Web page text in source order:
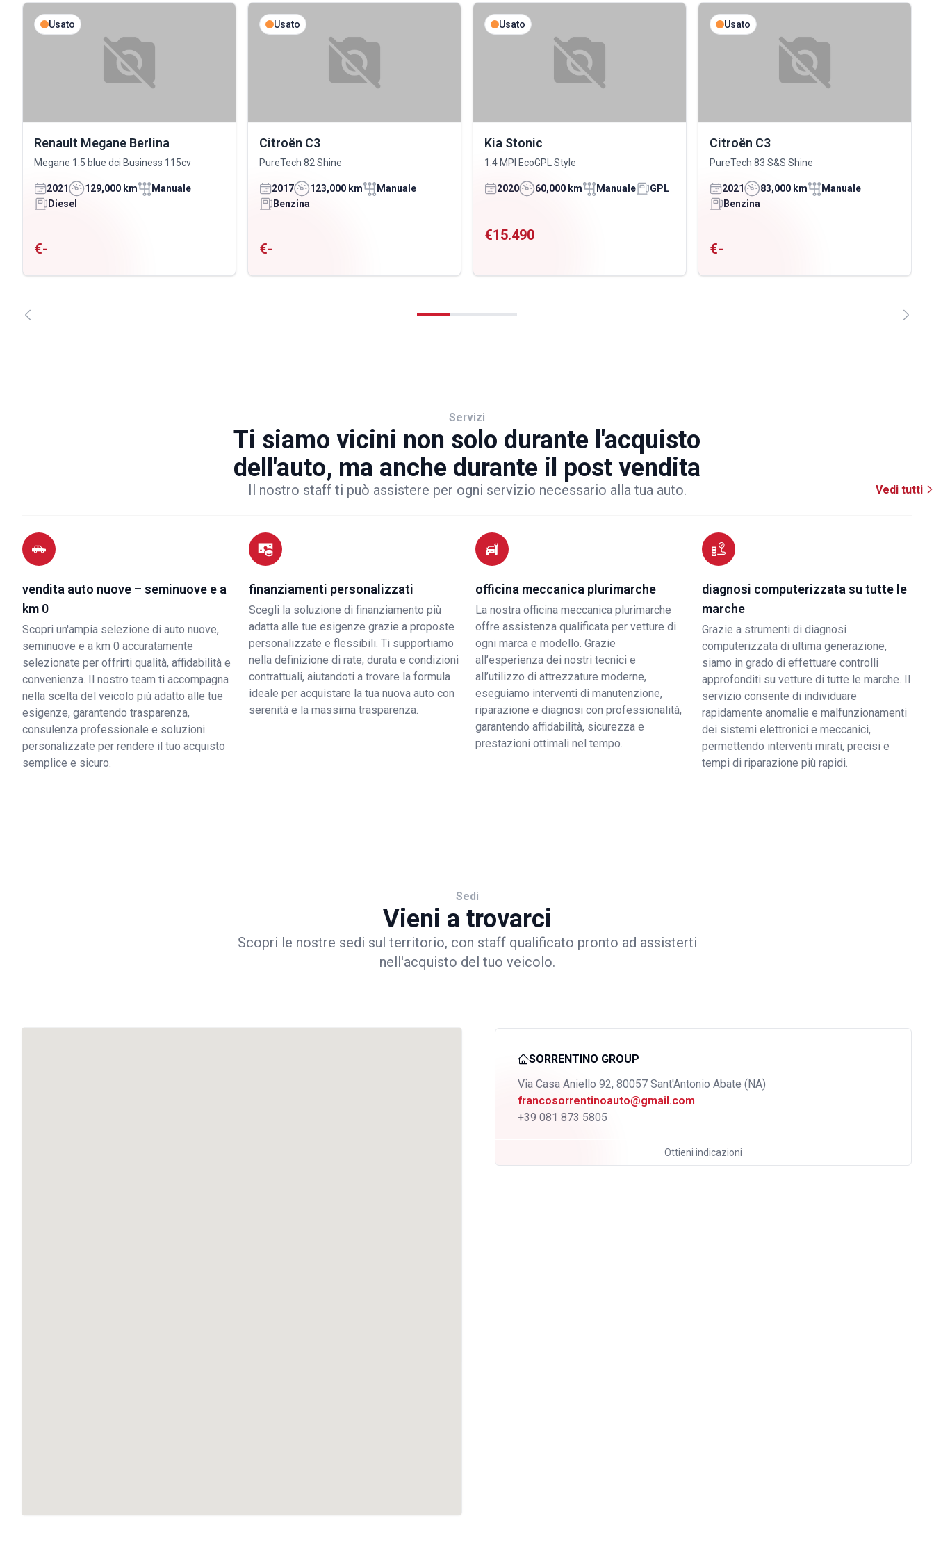
Usato
Renault Megane Berlina
Megane 1.5 blue dci Business 115cv
2021 129,000 km
Manuale
Diesel
€-
Usato
Citroën C3
PureTech 82 Shine
2017 123,000 km
Manuale
Benzina
€-
Usato
Kia Stonic
1.4 MPI EcoGPL Style
2020 60,000 km Manuale GPL
€15.490
Usato
Citroën C3
PureTech 83 S&S Shine
2021 83,000 km
Manuale
Benzina
€-
Servizi
Ti siamo vicini non solo durante l'acquisto
dell'auto, ma anche durante il post vendita
Il nostro staff ti può assistere per ogni servizio necessario alla tua auto. Vedi tutti
vendita auto nuove – seminuove e a
km 0
Scopri un'ampia selezione di auto nuove,
seminuove e a km 0 accuratamente
selezionate per offrirti qualità, affidabilità e
convenienza. Il nostro team ti accompagna
nella scelta del veicolo più adatto alle tue
esigenze, garantendo trasparenza,
consulenza professionale e soluzioni
personalizzate per rendere il tuo acquisto
semplice e sicuro.
finanziamenti personalizzati
Scegli la soluzione di finanziamento più
adatta alle tue esigenze grazie a proposte
personalizzate e flessibili. Ti supportiamo
nella definizione di rate, durata e condizioni
contrattuali, aiutandoti a trovare la formula
ideale per acquistare la tua nuova auto con
serenità e la massima trasparenza.
officina meccanica plurimarche
La nostra officina meccanica plurimarche
offre assistenza qualificata per vetture di
ogni marca e modello. Grazie
all’esperienza dei nostri tecnici e
all’utilizzo di attrezzature moderne,
eseguiamo interventi di manutenzione,
riparazione e diagnosi con professionalità,
garantendo affidabilità, sicurezza e
prestazioni ottimali nel tempo.
diagnosi computerizzata su tutte le
marche
Grazie a strumenti di diagnosi
computerizzata di ultima generazione,
siamo in grado di effettuare controlli
approfonditi su vetture di tutte le marche. Il
servizio consente di individuare
rapidamente anomalie e malfunzionamenti
dei sistemi elettronici e meccanici,
permettendo interventi mirati, precisi e
tempi di riparazione più rapidi.
Sedi
Vieni a trovarci
Scopri le nostre sedi sul territorio, con staff qualificato pronto ad assisterti
nell'acquisto del tuo veicolo.
SORRENTINO GROUP
Via Casa Aniello 92, 80057 Sant'Antonio Abate (NA)
francosorrentinoauto@gmail.com
+39 081 873 5805
Ottieni indicazioni